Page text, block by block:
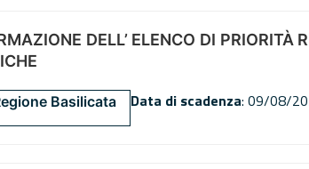
DELL’ ELENCO DI
Basilicata Data di scadenza: 09/08/